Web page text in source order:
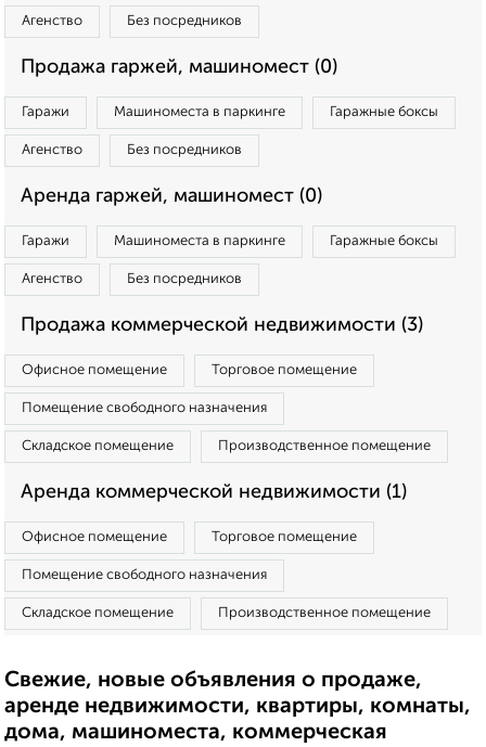
Агенство Без посредников
Продажа гаржей, машиномест (0)
Гаражи Машиноместа в паркинге Гаражные боксы
Агенство Без посредников
Аренда гаржей, машиномест (0)
Гаражи Машиноместа в паркинге Гаражные боксы
Агенство Без посредников
Продажа коммерческой недвижимости (3)
Офисное помещение Торговое помещение
Помещение свободного назначения
Складское помещение Производственное помещение
Аренда коммерческой недвижимости (1)
Офисное помещение Торговое помещение
Помещение свободного назначения
Складское помещение Производственное помещение
Свежие, новые объявления о продаже,
аренде недвижимости, квартиры, комнаты,
дома, машиноместа, коммерческая